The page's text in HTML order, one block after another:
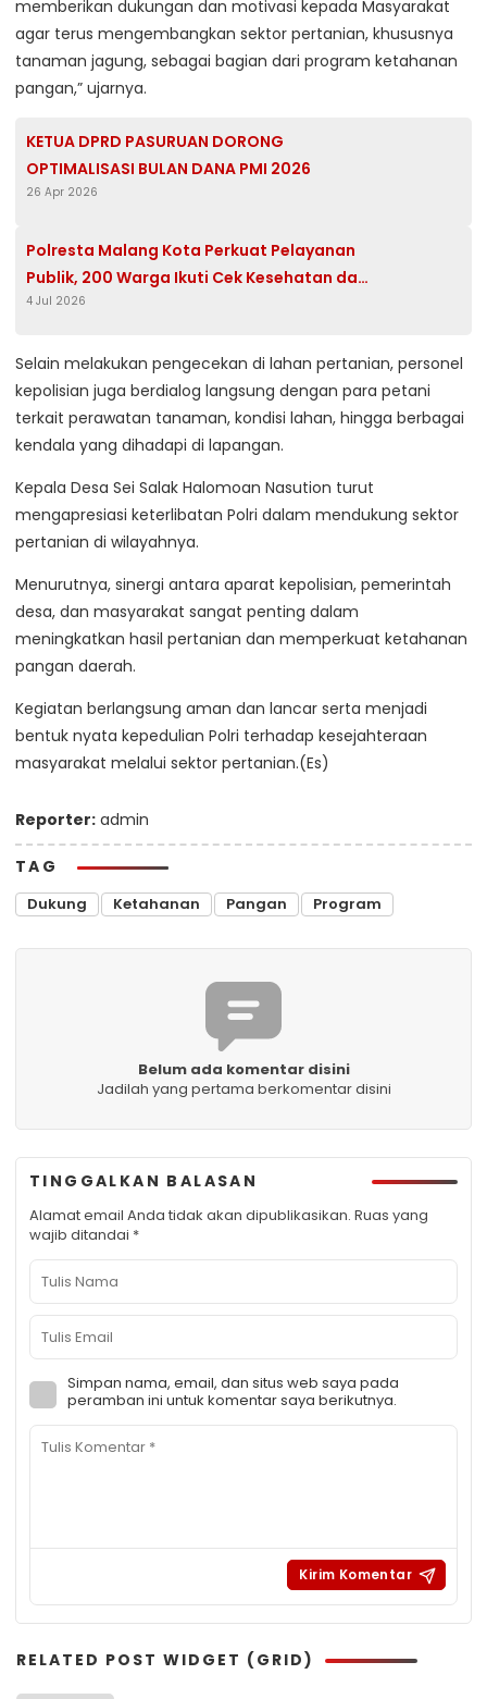
memberikan dukungan dan motivasi kepada Masyarakat
agar terus mengembangkan sektor pertanian, khususnya
tanaman jagung, sebagai bagian dari program ketahanan
pangan,” ujarnya.
KETUA DPRD PASURUAN DORONG
OPTIMALISASI BULAN DANA PMI 2026
26 Apr 2026
Polresta Malang Kota Perkuat Pelayanan
Publik, 200 Warga Ikuti Cek Kesehatan dan
Makan Bersama Gratis
4 Jul 2026
Selain melakukan pengecekan di lahan pertanian, personel
kepolisian juga berdialog langsung dengan para petani
terkait perawatan tanaman, kondisi lahan, hingga berbagai
kendala yang dihadapi di lapangan.
Kepala Desa Sei Salak Halomoan Nasution turut
mengapresiasi keterlibatan Polri dalam mendukung sektor
pertanian di wilayahnya.
Menurutnya, sinergi antara aparat kepolisian, pemerintah
desa, dan masyarakat sangat penting dalam
meningkatkan hasil pertanian dan memperkuat ketahanan
pangan daerah.
Kegiatan berlangsung aman dan lancar serta menjadi
bentuk nyata kepedulian Polri terhadap kesejahteraan
masyarakat melalui sektor pertanian.(Es)
Reporter: admin
TAG
Dukung Ketahanan Pangan Program
Belum ada komentar disini
Jadilah yang pertama berkomentar disini
TINGGALKAN BALASAN
Alamat email Anda tidak akan dipublikasikan. Ruas yang
wajib ditandai *
Simpan nama, email, dan situs web saya pada
peramban ini untuk komentar saya berikutnya.
RELATED POST WIDGET (GRID)